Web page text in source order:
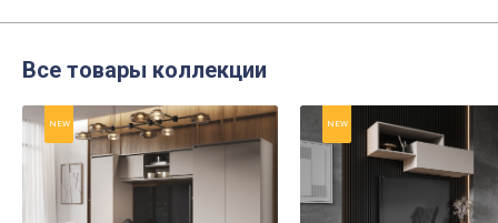
Все товары коллекции
NEW NEW